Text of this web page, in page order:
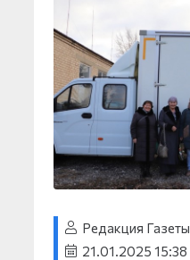
Редакция Газеты
21.01.2025 15:38